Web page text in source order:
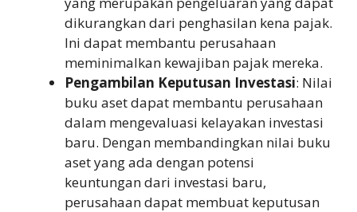
dikurangkan dari penghasilan kena pajak.
Ini dapat membantu perusahaan
meminimalkan kewajiban pajak mereka.
Pengambilan Keputusan Investasi: Nilai
buku aset dapat membantu perusahaan
dalam mengevaluasi kelayakan investasi
baru. Dengan membandingkan nilai buku
aset yang ada dengan potensi
keuntungan dari investasi baru,
perusahaan dapat membuat keputusan